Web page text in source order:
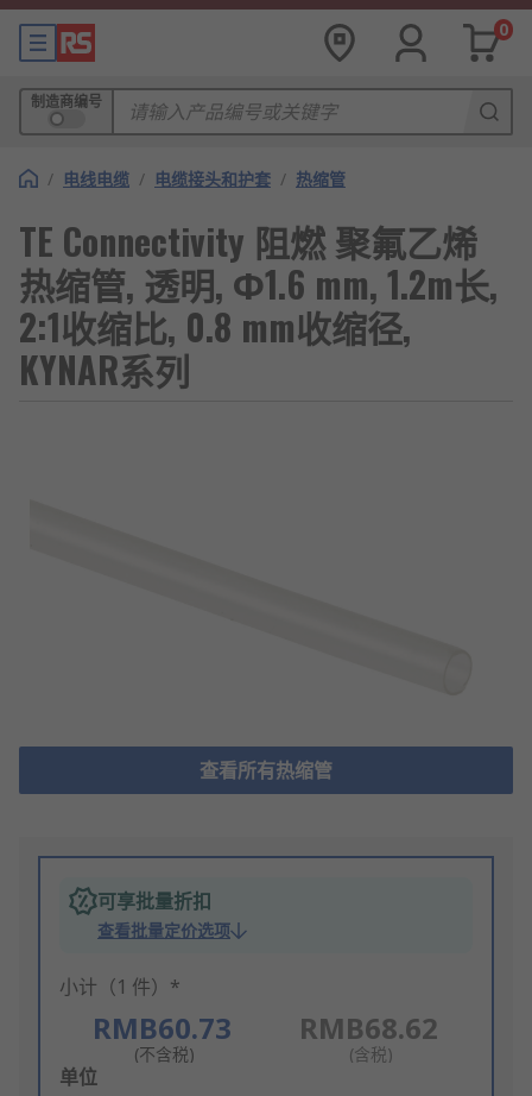
0
制造商编号
/ 电线电缆 / 电缆接头和护套 / 热缩管
TE Connectivity 阻燃 聚氟乙烯
热缩管, 透明, Φ1.6 mm, 1.2m长,
2:1收缩比, 0.8 mm收缩径,
KYNAR系列
查看所有热缩管
可享批量折扣
查看批量定价选项
小计（1 件）*
RMB60.73
(不含税)
RMB68.62
(含税)
Add
单位